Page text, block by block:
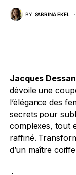
BY SABRINA EKEL
Jacques
dévoile une
l’élégance des
secrets pour
complexes, tout
raffiné.
d’un maître